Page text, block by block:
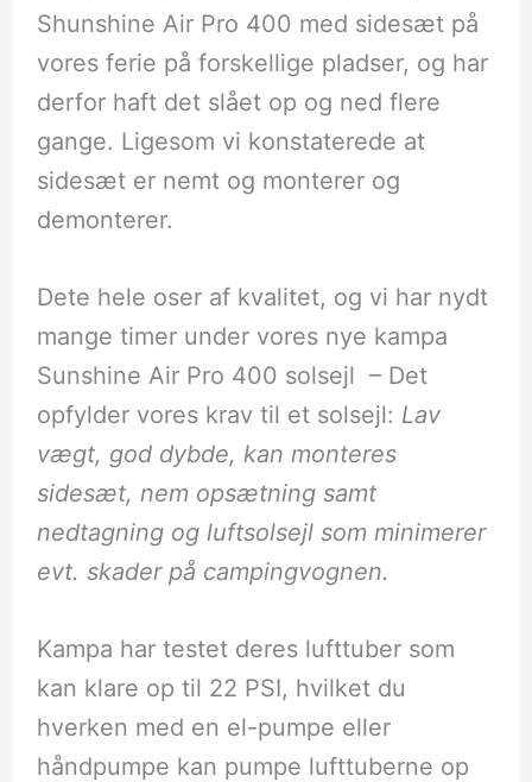
Shunshine Air Pro 400 med sidesæt på
vores ferie på forskellige pladser, og har
derfor haft det slået op og ned flere
gange. Ligesom vi konstaterede at
sidesæt er nemt og monterer og
demonterer.
Dete hele oser af kvalitet, og vi har nydt
mange timer under vores nye kampa
Sunshine Air Pro 400 solsejl – Det
opfylder vores krav til et solsejl: Lav
vægt, god dybde, kan monteres
sidesæt, nem opsætning samt
nedtagning og luftsolsejl som minimerer
evt. skader på campingvognen.
Kampa har testet deres lufttuber som
kan klare op til 22 PSI, hvilket du
hverken med en el-pumpe eller
håndpumpe kan pumpe lufttuberne op